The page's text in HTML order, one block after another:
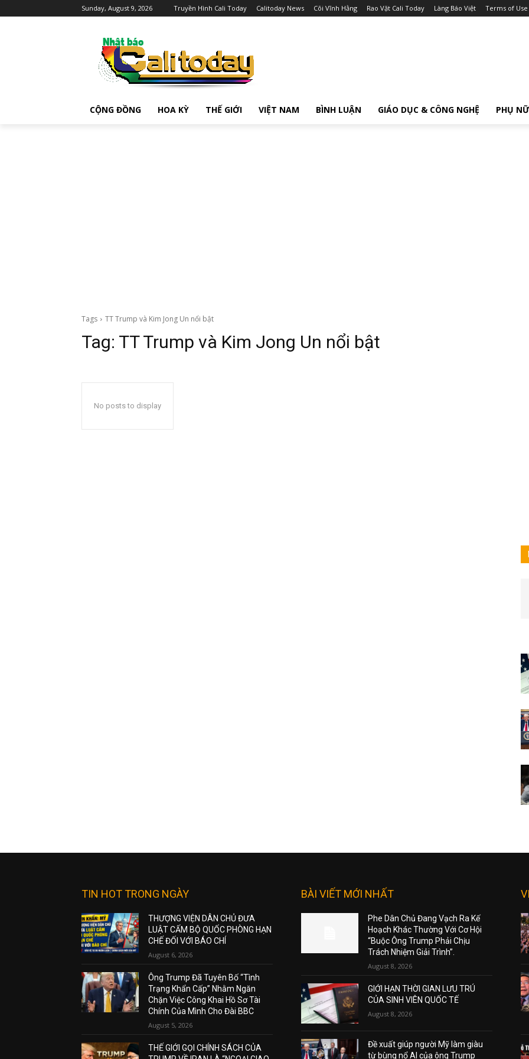
Sunday, August 9, 2026 Truyền Hình Cali Today Calitoday News Cõi Vĩnh Hằng Rao Vặt Cali Today Làng Báo Việt Terms of Use
CỘNG ĐỒNG HOA KỲ THẾ GIỚI VIỆT NAM BÌNH LUẬN GIÁO DỤC & CÔNG NGHỆ PHỤ NỮ
Tags TT Trump và Kim Jong Un nổi bật
Tag: TT Trump và Kim Jong Un nổi bật
No posts to display
TIN HOT TRONG NGÀY
THƯỢNG VIỆN DÂN CHỦ ĐƯA
LUẬT CẤM BỘ QUỐC PHÒNG HẠN
CHẾ ĐỐI VỚI BÁO CHÍ
August 6, 2026
Ông Trump Đã Tuyên Bố “Tình
Trạng Khẩn Cấp” Nhằm Ngăn
Chặn Việc Công Khai Hồ Sơ Tài
Chính Của Mình Cho Đài BBC
August 5, 2026
THẾ GIỚI GỌI CHÍNH SÁCH CỦA
BÀI VIẾT MỚI NHẤT
Phe Dân Chủ Đang Vạch Ra Kế
Hoạch Khác Thường Với Cơ Hội
“Buộc Ông Trump Phải Chịu
Trách Nhiệm Giải Trình”.
August 8, 2026
GIỚI HẠN THỜI GIAN LƯU TRÚ
CỦA SINH VIÊN QUỐC TẾ
August 8, 2026
Đề xuất giúp người Mỹ làm giàu
từ bùng nổ AI của ông Trump